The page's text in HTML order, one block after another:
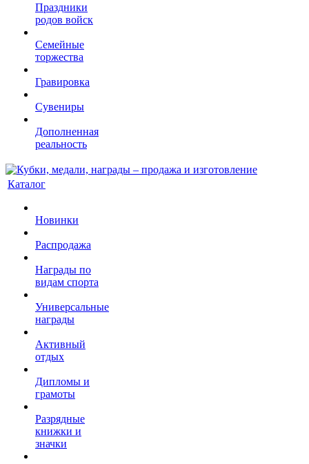
Праздники
родов войск
Семейные
торжества
Гравировка
Сувениры
Дополненная
реальность
Каталог
Новинки
Распродажа
Награды по
видам спорта
Универсальные
награды
Активный
отдых
Дипломы и
грамоты
Разрядные
книжки и
значки